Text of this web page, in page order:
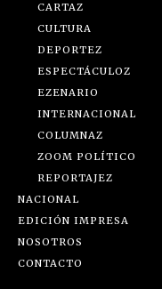
CARTAZ
CULTURA
DEPORTEZ
ESPECTÁCULOZ
EZENARIO
INTERNACIONAL
COLUMNAZ
ZOOM POLÍTICO
REPORTAJEZ
NACIONAL
EDICIÓN IMPRESA
NOSOTROS
CONTACTO